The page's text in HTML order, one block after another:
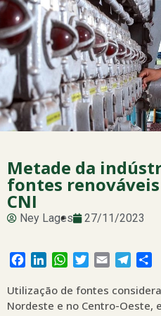
Metade da
fontes
CNI
Ney Lages 27/11/2023
Facebook
LinkedInWhatsApp
Twitter
Email
Utilização de fontes
Nordeste e no Centro-Oeste,